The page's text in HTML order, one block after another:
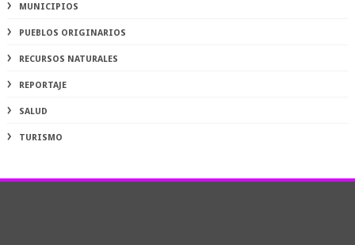
MUNICIPIOS
PUEBLOS ORIGINARIOS
RECURSOS NATURALES
REPORTAJE
SALUD
TURISMO